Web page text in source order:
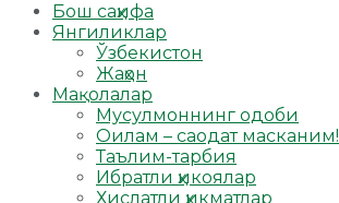
Бош саҳифа
Янгиликлар
Ўзбекистон
Жаҳон
Мақолалар
Мусулмоннинг одоби
Оилам – саодат масканим!
Таълим-тарбия
Ибратли ҳикоялар
Хислатли ҳикматлар